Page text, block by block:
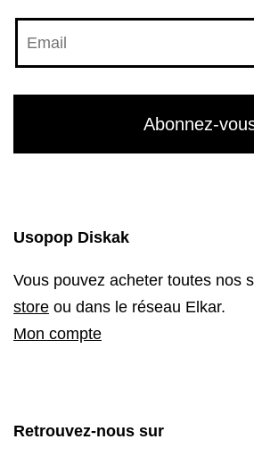
Usopop Diskak
Vous pouvez acheter toutes nos
store ou dans le réseau Elkar.
Mon compte
Retrouvez-nous sur